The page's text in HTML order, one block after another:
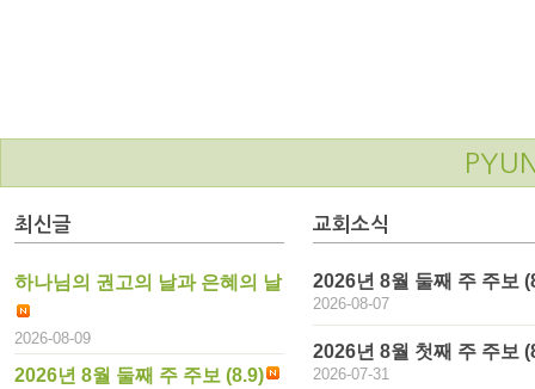
최신글
하나님의 권고의 날과 은혜의 날
2026-08-09
2026년 8월 둘째 주 주보 (8.9)
교회소식
2026년 8월 둘째 주 주보
2026-08-07
2026년 8월 첫째 주 주보
2026-07-31